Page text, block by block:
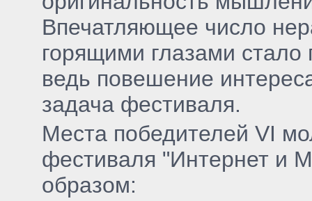
Впечатляющее число
горящими глазами стало
ведь повешение
задача фестиваля.
Места победителей VI
фестиваля "Интернет и
образом: